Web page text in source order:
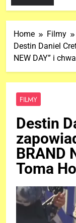
Home
Filmy
Destin Daniel
NEW DAY” i
FILMY
Destin
BRAND
Toma